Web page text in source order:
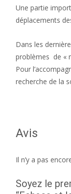
Une partie
déplacements
Dans les
problèmes de «
Pour
recherche de la
Avis
Il n’y a pas
Soyez le